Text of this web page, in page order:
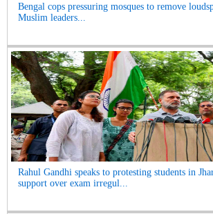
Bengal cops pressuring mosques to remove
Muslim leaders...
Rahul Gandhi speaks to protesting students in
support over exam irregul...